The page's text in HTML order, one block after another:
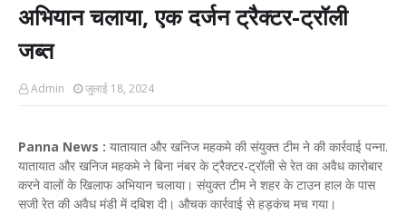
अभियान चलाया, एक दर्जन ट्रैक्टर-ट्रॉली
जब्त
Admin जुलाई 18, 2024
Panna News : यातायात और खनिज महकमे की संयुक्त टीम ने की कार्रवाई पन्ना.
यातायात और खनिज महकमे ने बिना नंबर के ट्रैक्टर-ट्रॉली से रेत का अवैध कारोबार
करने वालों के खिलाफ अभियान चलाया। संयुक्त टीम ने शहर के टाउन हाल के पास
सजी रेत की अवैध मंडी में दबिश दी। औचक कार्रवाई से हड़कंच मच गया।